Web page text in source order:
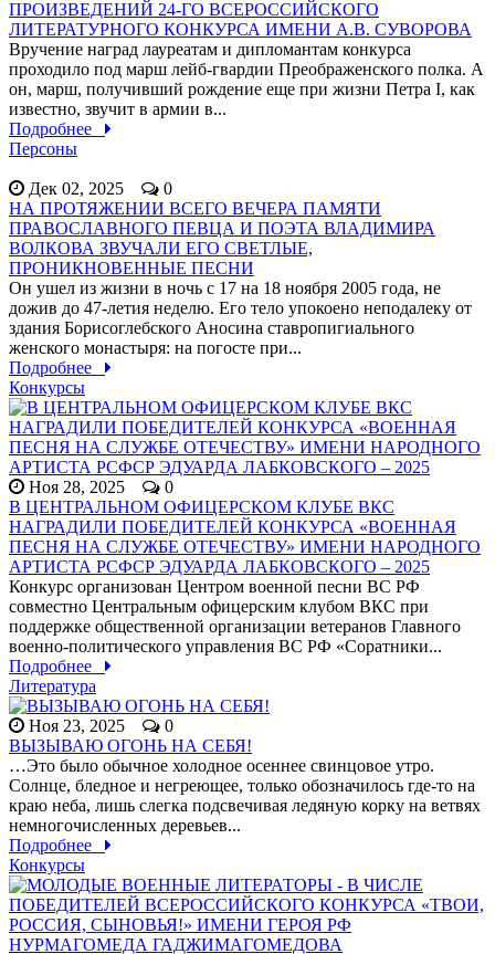
ПРОИЗВЕДЕНИЙ 24-ГО ВСЕРОССИЙСКОГО
ЛИТЕРАТУРНОГО КОНКУРСА ИМЕНИ А.В. СУВОРОВА
Вручение наград лауреатам и дипломантам конкурса
проходило под марш лейб-гвардии Преображенского полка. А
он, марш, получивший рождение еще при жизни Петра I, как
известно, звучит в армии в...
Подробнее
Персоны
Дек 02, 2025
0
НА ПРОТЯЖЕНИИ ВСЕГО ВЕЧЕРА ПАМЯТИ
ПРАВОСЛАВНОГО ПЕВЦА И ПОЭТА ВЛАДИМИРА
ВОЛКОВА ЗВУЧАЛИ ЕГО СВЕТЛЫЕ,
ПРОНИКНОВЕННЫЕ ПЕСНИ
Он ушел из жизни в ночь с 17 на 18 ноября 2005 года, не
дожив до 47-летия неделю. Его тело упокоено неподалеку от
здания Борисоглебского Аносина ставропигиального
женского монастыря: на погосте при...
Подробнее
Конкурсы
Ноя 28, 2025
0
В ЦЕНТРАЛЬНОМ ОФИЦЕРСКОМ КЛУБЕ ВКС
НАГРАДИЛИ ПОБЕДИТЕЛЕЙ КОНКУРСА «ВОЕННАЯ
ПЕСНЯ НА СЛУЖБЕ ОТЕЧЕСТВУ» ИМЕНИ НАРОДНОГО
АРТИСТА РСФСР ЭДУАРДА ЛАБКОВСКОГО – 2025
Конкурс организован Центром военной песни ВС РФ
совместно Центральным офицерским клубом ВКС при
поддержке общественной организации ветеранов Главного
военно-политического управления ВС РФ «Соратники...
Подробнее
Литература
Ноя 23, 2025
0
ВЫЗЫВАЮ ОГОНЬ НА СЕБЯ!
…Это было обычное холодное осеннее свинцовое утро.
Солнце, бледное и негреющее, только обозначилось где-то на
краю неба, лишь слегка подсвечивая ледяную корку на ветвях
немногочисленных деревьев...
Подробнее
Конкурсы